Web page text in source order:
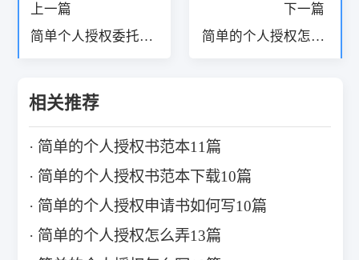
上一篇
简单个人授权委托书
下一篇
简单的个人授权怎么
相关推荐
简单的个人授权书范本11篇
简单的个人授权书范本下载10篇
简单的个人授权申请书如何写10篇
简单的个人授权怎么弄13篇